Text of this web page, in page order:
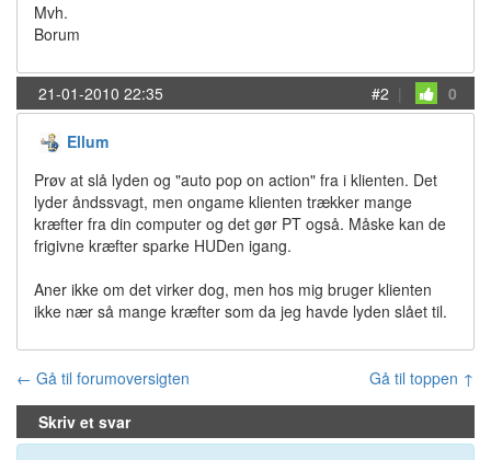
Mvh.
Borum
21-01-2010 22:35 #2 | 0
Ellum
Prøv at slå lyden og "auto pop on action" fra i klienten. Det
lyder åndssvagt, men ongame klienten trækker mange
kræfter fra din computer og det gør PT også. Måske kan de
frigivne kræfter sparke HUDen igang.
Aner ikke om det virker dog, men hos mig bruger klienten
ikke nær så mange kræfter som da jeg havde lyden slået til.
← Gå til forumoversigten
Gå til toppen ↑
Skriv et svar